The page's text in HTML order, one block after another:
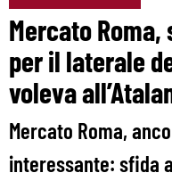
Mercato
per il laterale
voleva
Mercato Roma,
interessante: sfida